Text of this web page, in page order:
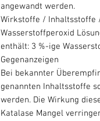
angewandt werden.
Wirkstoffe / Inhaltsstoffe
Wasserstoffperoxid
enthält: 3 %-ige
Gegenanzeigen
Bei bekannter
genannten Inhaltsstoffe
werden. Die Wirkung
Katalase Mangel